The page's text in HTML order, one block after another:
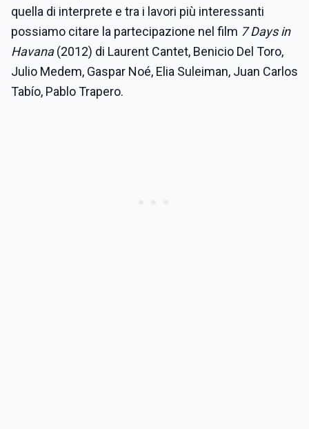
quella di interprete e tra i lavori più interessanti
possiamo citare la partecipazione nel film 7 Days in
Havana(2012) di Laurent Cantet, Benicio Del Toro,
Julio Medem, Gaspar Noé, Elia Suleiman, Juan Carlos
Tabío, Pablo Trapero.